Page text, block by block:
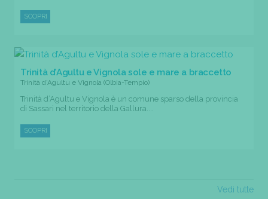
SCOPRI
Trinità d’Agultu e Vignola sole e mare a braccetto
Trinità d'Agultu e Vignola (Olbia-Tempio)
Trinità d’Agultu e Vignola è un comune sparso della provincia
di Sassari nel territorio della Gallura....
SCOPRI
Vedi tutte